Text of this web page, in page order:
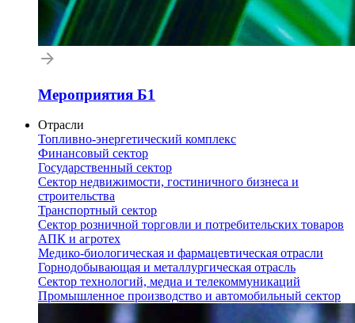
Мероприятия Б1
Отрасли
Топливно-энергетический комплекс
Финансовый сектор
Государственный сектор
Сектор недвижимости, гостиничного бизнеса и
строительства
Транспортный сектор
Сектор розничной торговли и потребительских товаров
АПК и агротех
Медико-биологическая и фармацевтическая отрасли
Горнодобывающая и металлургическая отрасль
Сектор технологий, медиа и телекоммуникаций
Промышленное производство и автомобильный сектор